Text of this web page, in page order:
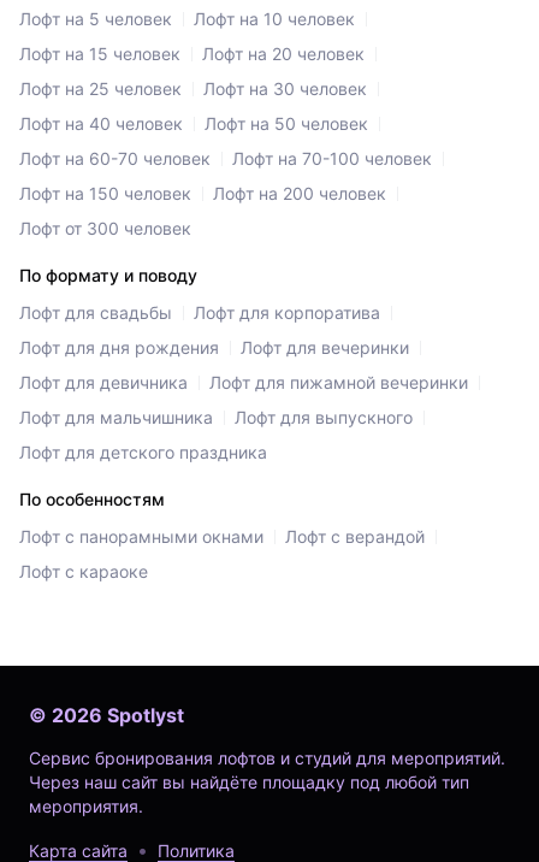
Лофт на 5 человек
Лофт на 10 человек
Лофт на 15 человек
Лофт на 20 человек
Лофт на 25 человек
Лофт на 30 человек
Лофт на 40 человек
Лофт на 50 человек
Лофт на 60-70 человек
Лофт на 70-100 человек
Лофт на 150 человек
Лофт на 200 человек
Лофт от 300 человек
По формату и поводу
Лофт для свадьбы
Лофт для корпоратива
Лофт для дня рождения
Лофт для вечеринки
Лофт для девичника
Лофт для пижамной вечеринки
Лофт для мальчишника
Лофт для выпускного
Лофт для детского праздника
По особенностям
Лофт с панорамными окнами
Лофт с верандой
Лофт с караоке
© 2026 Spotlyst
Сервис бронирования лофтов и студий для мероприятий.
Через наш сайт вы найдёте площадку под любой тип
мероприятия.
Карта сайта Политика